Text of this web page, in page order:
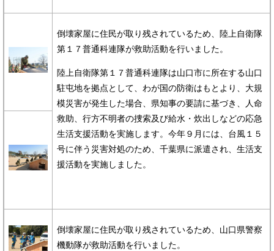
倒壊家屋に住民が取り残されているため、陸上自衛隊
第１７普通科連隊が救助活動を行いました。
陸上自衛隊第１７普通科連隊は山口市に所在する山口
駐屯地を拠点として、わが国の防衛はもとより、大規
模災害が発生した場合、県知事の要請に基づき、人命
救助、行方不明者の捜索及び給水・炊出しなどの応急
生活支援活動を実施します。今年９月には、台風１５
号に伴う災害対処のため、千葉県に派遣され、生活支
援活動を実施しました。
倒壊家屋に住民が取り残されているため、山口県警察
機動隊が救助活動を行いました。